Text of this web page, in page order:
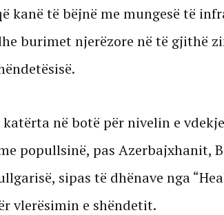
kanë të bëjnë me mungesë të
burimet njerëzore në të gjithë
në botë për nivelin e
popullsinë, pas Azerbajxhanit,
sipas të dhënave nga
vlerësimin e shëndetit.